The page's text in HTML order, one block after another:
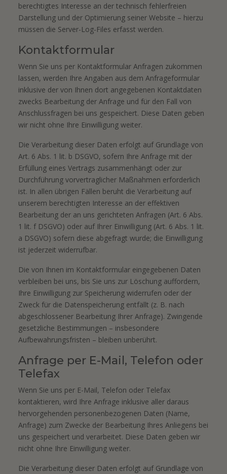
berechtigtes Interesse an der technisch fehlerfreien
Darstellung und der Optimierung seiner Website – hierzu
müssen die Server-Log-Files erfasst werden.
Kontaktformular
Wenn Sie uns per Kontaktformular Anfragen zukommen
lassen, werden Ihre Angaben aus dem Anfrageformular
inklusive der von Ihnen dort angegebenen Kontaktdaten
zwecks Bearbeitung der Anfrage und für den Fall von
Anschlussfragen bei uns gespeichert. Diese Daten geben
wir nicht ohne Ihre Einwilligung weiter.
Die Verarbeitung dieser Daten erfolgt auf Grundlage von
Art. 6 Abs. 1 lit. b DSGVO, sofern Ihre Anfrage mit der
Erfüllung eines Vertrags zusammenhängt oder zur
Durchführung vorvertraglicher Maßnahmen erforderlich
ist. In allen übrigen Fällen beruht die Verarbeitung auf
unserem berechtigten Interesse an der effektiven
Bearbeitung der an uns gerichteten Anfragen (Art. 6 Abs.
1 lit. f DSGVO) oder auf Ihrer Einwilligung (Art. 6 Abs. 1 lit.
a DSGVO) sofern diese abgefragt wurde; die Einwilligung
ist jederzeit widerrufbar.
Die von Ihnen im Kontaktformular eingegebenen Daten
verbleiben bei uns, bis Sie uns zur Löschung auffordern,
Ihre Einwilligung zur Speicherung widerrufen oder der
Zweck für die Datenspeicherung entfällt (z. B. nach
abgeschlossener Bearbeitung Ihrer Anfrage). Zwingende
gesetzliche Bestimmungen – insbesondere
Aufbewahrungsfristen – bleiben unberührt.
Anfrage per E-Mail, Telefon oder
Telefax
Wenn Sie uns per E-Mail, Telefon oder Telefax
kontaktieren, wird Ihre Anfrage inklusive aller daraus
hervorgehenden personenbezogenen Daten (Name,
Anfrage) zum Zwecke der Bearbeitung Ihres Anliegens bei
uns gespeichert und verarbeitet. Diese Daten geben wir
nicht ohne Ihre Einwilligung weiter.
Die Verarbeitung dieser Daten erfolgt auf Grundlage von